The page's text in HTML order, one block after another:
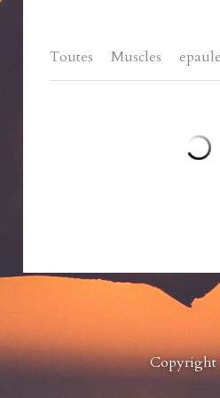
Toutes Muscles
Copyright